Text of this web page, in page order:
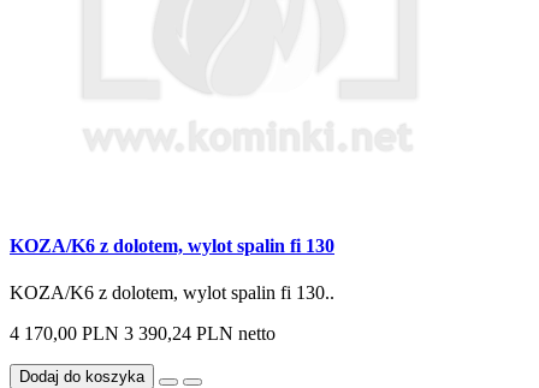
KOZA/K6 z dolotem, wylot spalin fi 130
KOZA/K6 z dolotem, wylot spalin fi 130..
4 170,00 PLN 3 390,24 PLN netto
Dodaj do koszyka